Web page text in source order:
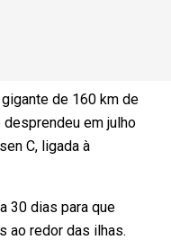
de 160 km de
em julho
C, ligada à
30 dias para que
ao redor das ilhas.